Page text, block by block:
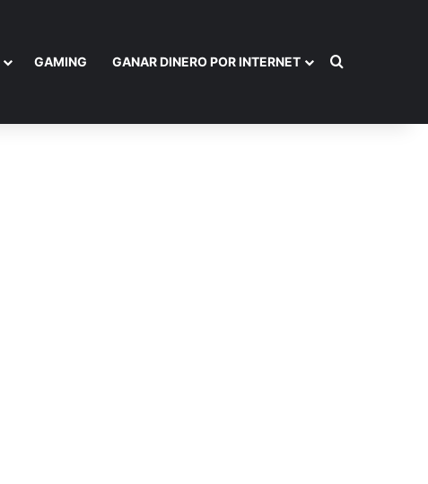
GAMING GANAR DINERO POR INTERNET Buscar por